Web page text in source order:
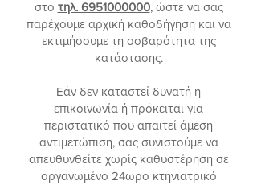
στο τηλ. 6951000000, ώστε να σας
παρέχουμε αρχική καθοδήγηση και να
εκτιμήσουμε τη σοβαρότητα της
κατάστασης.
Εάν δεν καταστεί δυνατή η
επικοινωνία ή πρόκειται για
περιστατικό που απαιτεί άμεση
αντιμετώπιση, σας συνιστούμε να
απευθυνθείτε χωρίς καθυστέρηση σε
οργανωμένο 24ωρο κτηνιατρικό